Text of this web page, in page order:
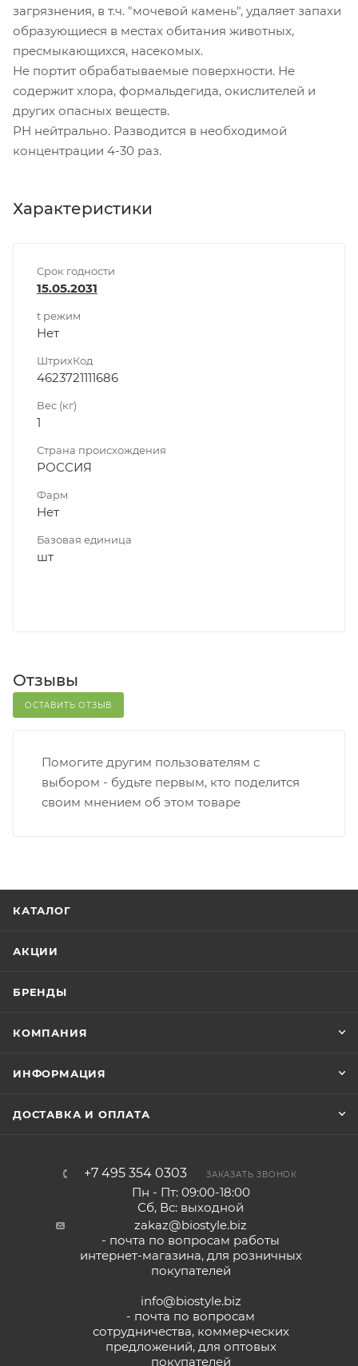
загрязнения, в т.ч. "мочевой камень", удаляет запахи
образующиеся в местах обитания животных,
пресмыкающихся, насекомых.
Не портит обрабатываемые поверхности. Не
содержит хлора, формальдегида, окислителей и
других опасных веществ.
РН нейтрально. Разводится в необходимой
концентрации 4-30 раз.
Характеристики
Срок годности
15.05.2031
t режим
Нет
ШтрихКод
4623721111686
Вес (кг)
1
Страна происхождения
РОССИЯ
Фарм
Нет
Базовая единица
шт
Отзывы
ОСТАВИТЬ ОТЗЫВ
Помогите другим пользователям с
выбором - будьте первым, кто поделится
своим мнением об этом товаре
КАТАЛОГ
АКЦИИ
БРЕНДЫ
КОМПАНИЯ
ИНФОРМАЦИЯ
ДОСТАВКА И ОПЛАТА
+7 495 354 0303 ЗАКАЗАТЬ ЗВОНОК
Пн - Пт: 09:00-18:00
Сб, Вс: выходной
zakaz@biostyle.biz
- почта по вопросам работы
интернет-магазина, для розничных
покупателей
info@biostyle.biz
- почта по вопросам
сотрудничества, коммерческих
предложений, для оптовых
покупателей